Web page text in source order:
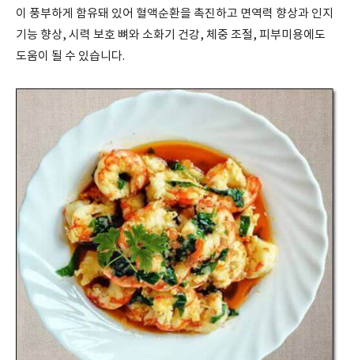
이 풍부하게 함유돼 있어 혈액순환을 촉진하고 면역력 향상과 인지
기능 향상, 시력 보호 뼈와 소화기 건강, 체중 조절, 피부미용에도
도움이 될 수 있습니다.